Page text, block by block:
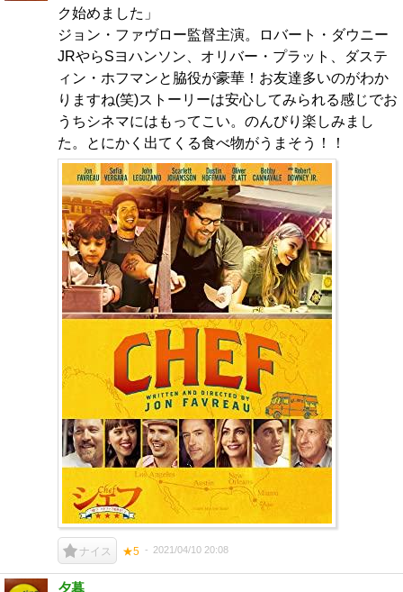
ク始めました」
ジョン・ファヴロー監督主演。ロバート・ダウニー
JRやらSヨハンソン、オリバー・プラット、ダステ
ィン・ホフマンと脇役が豪華！お友達多いのがわか
りますね(笑)ストーリーは安心してみられる感じでお
うちシネマにはもってこい。のんびり楽しみまし
た。とにかく出てくる食べ物がうまそう！！
ナイス ★5 2021/04/10 20:08
夕暮